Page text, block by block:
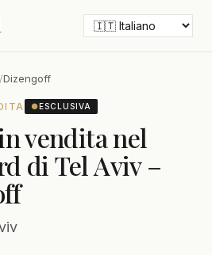
/Dizengoff
●ESCLUSIVA
vendita nel
di Tel Aviv –